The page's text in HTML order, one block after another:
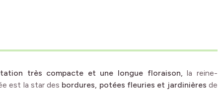
très compacte et une longue floraison, la reine-
est la star des bordures, potées fleuries et jardinières de